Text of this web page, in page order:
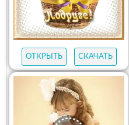
ОТКРЫТЬ СКАЧАТЬ